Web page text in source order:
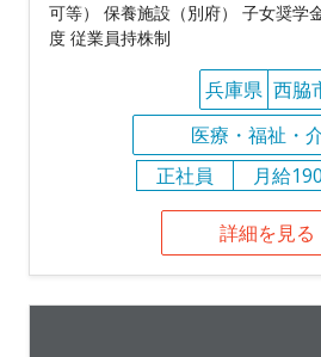
可等） 保養施設（別府） 子女奨学
度 従業員持株制
兵庫県 西脇
医療・福祉・
正社員
月給
詳細を見る